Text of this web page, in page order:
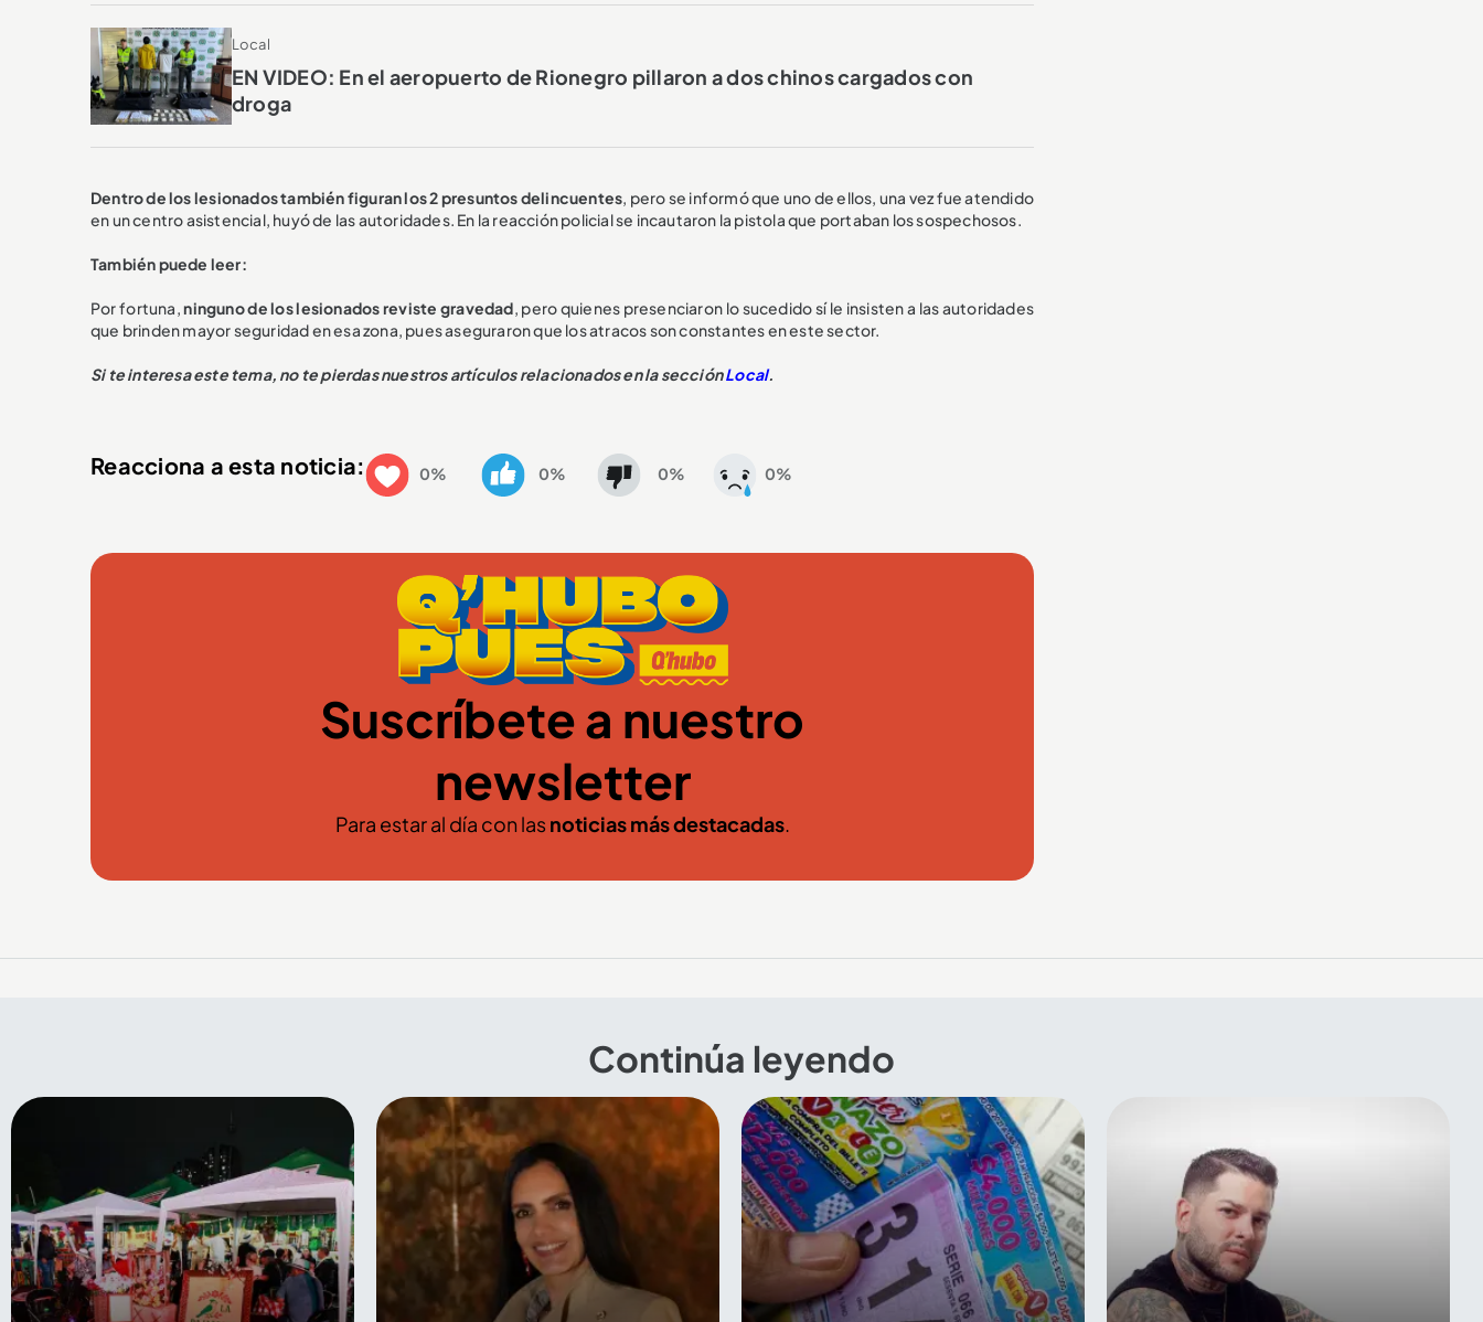
Local
EN VIDEO: En el aeropuerto de Rionegro pillaron a dos chinos cargados con
droga
Dentro de los lesionados también figuran los 2 presuntos delincuentes, pero se informó que uno de ellos, una vez fue atendido
en un centro asistencial, huyó de las autoridades. En la reacción policial se incautaron la pistola que portaban los sospechosos.
También puede leer:
Por fortuna,ninguno de los lesionados reviste gravedad, pero quienes presenciaron lo sucedido sí le insisten a las autoridades
que brinden mayor seguridad en esa zona, pues aseguraron que los atracos son constantes en este sector.
Si te interesa este tema, no te pierdas nuestros artículos relacionados en la secciónLocal.
Reacciona a esta noticia: 0% 0% 0% 0%
Suscríbete a nuestro
newsletter
Para estar al día con lasnoticias más destacadas.
Continúa leyendo